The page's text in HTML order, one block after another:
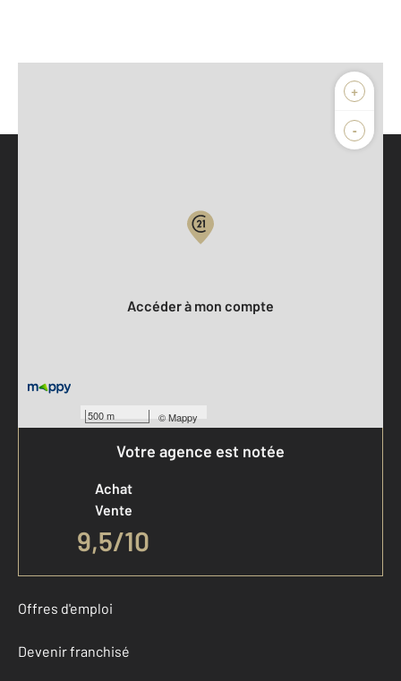
+
-
500 m ©Mappy
Accéder à mon compte
Votre agence est notée
Achat
Vente
9,5/10
Offres d'emploi
Devenir franchisé